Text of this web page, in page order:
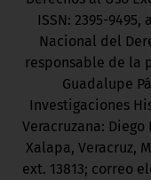
ISSN: 2395-
Nacional del
responsable de la
Guadalupe
Investigaciones
Veracruzana: Diego
Xalapa, Veracruz,
ext. 13813; correo